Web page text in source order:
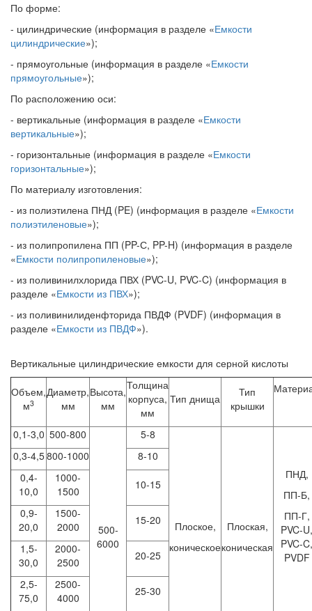
По форме:
- цилиндрические (информация в разделе «Емкости
цилиндрические»);
- прямоугольные (информация в разделе «Емкости
прямоугольные»);
По расположению оси:
- вертикальные (информация в разделе «Емкости
вертикальные»);
- горизонтальные (информация в разделе «Емкости
горизонтальные»);
По материалу изготовления:
- из полиэтилена ПНД (PE) (информация в разделе «Емкости
полиэтиленовые»);
- из полипропилена ПП (PP-С, PP-H) (информация в разделе
«Емкости полипропиленовые»);
- из поливинилхлорида ПВХ (PVC-U, PVC-C) (информация в
разделе «Емкости из ПВХ»);
- из поливинилиденфторида ПВДФ (PVDF) (информация в
разделе «Емкости из ПВДФ»).
Вертикальные цилиндрические емкости для серной кислоты
Объем,
м3
Диаметр,
мм
Высота,
мм
Толщина
корпуса,
мм
Тип днища
Тип
крышки
0,1-3,0 500-800
500-
6000
5-8
Плоское,
коническое
Плоская,
коническая
ПНД,
ПП-Б,
ПП-Г,
PVC-U,
PVC-C,
PVDF
0,3-4,5800-1000
8-10
0,4-
10,0
1000-
1500
10-15
0,9-
20,0
1500-
2000
15-20
1,5-
30,0
2000-
2500
20-25
2,5-
75,0
2500-
4000
25-30